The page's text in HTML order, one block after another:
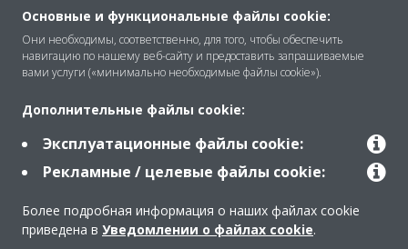
ПОМОЩЬ
СВЯЖИТЕСЬ С НАМИ
Основные и функциональные файлы cookie:
Они необходимы, соответственно, для того, чтобы обеспечить
навигацию по нашему веб-сайту и предоставить запрашиваемые
вами услуги («минимально необходимые файлы cookie»).
Дополнительные файлы cookie:
Эксплуатационные файлы cookie:
Рекламные / целевые файлы cookie:
Более подробная информация о наших файлах cookie
приведена в Уведомлении о файлах cookie.